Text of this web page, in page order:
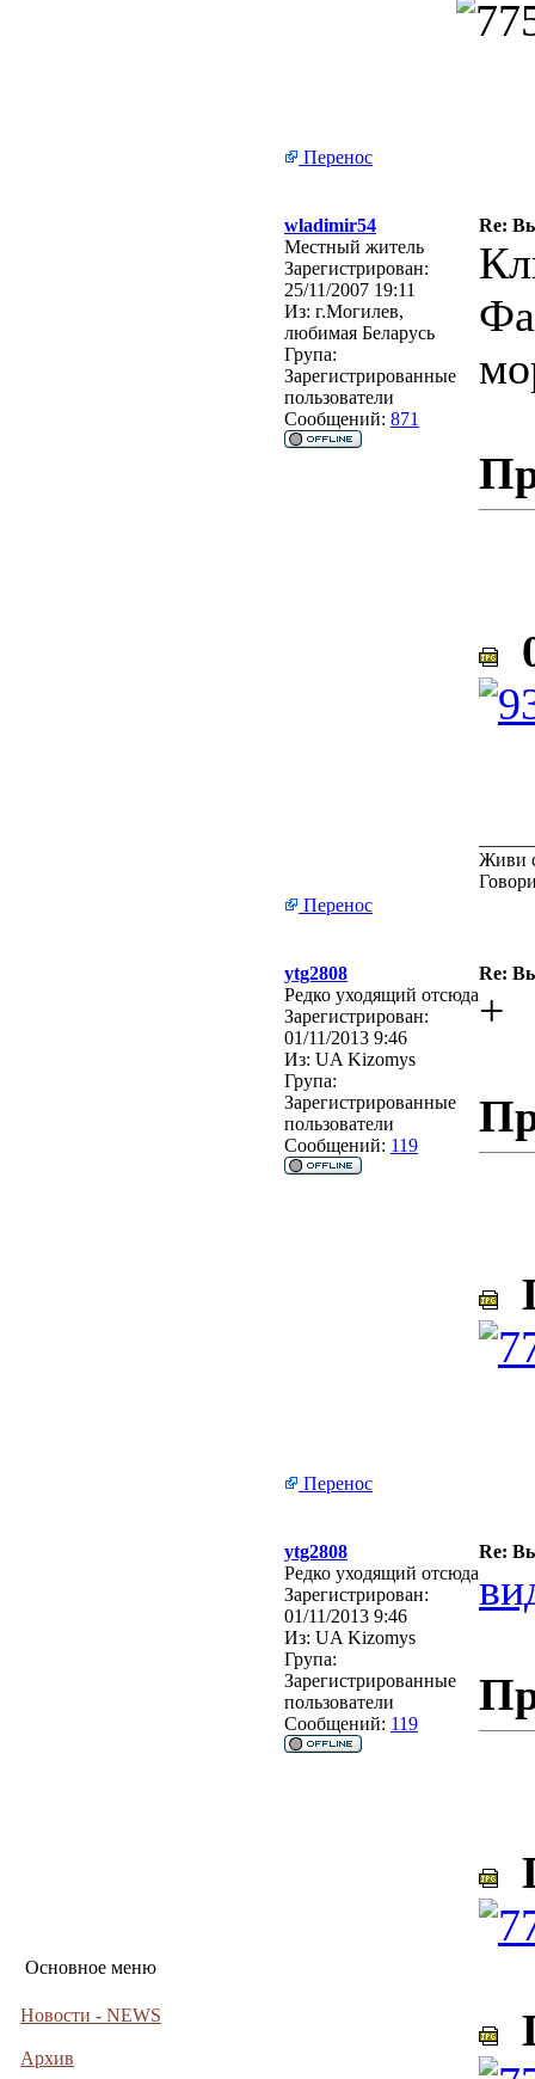
Основное меню
Новости - NEWS
Архив
Перенос
wladimir54
Re:
Местный житель
Зарегистрирован:
25/11/2007 19:11
Из: г.Могилев,
любимая Беларусь
Група:
Зарегистрированные
пользователи
Сообщений: 871
Живи
Перенос
ytg2808
Re:
Редко уходящий отсюда
Зарегистрирован:
01/11/2013 9:46
Из: UA Kizomys
Група:
Зарегистрированные
пользователи
Сообщений: 119
+
Перенос
ytg2808
Re:
Редко уходящий отсюда
Зарегистрирован:
01/11/2013 9:46
Из: UA Kizomys
Група:
Зарегистрированные
пользователи
Сообщений: 119